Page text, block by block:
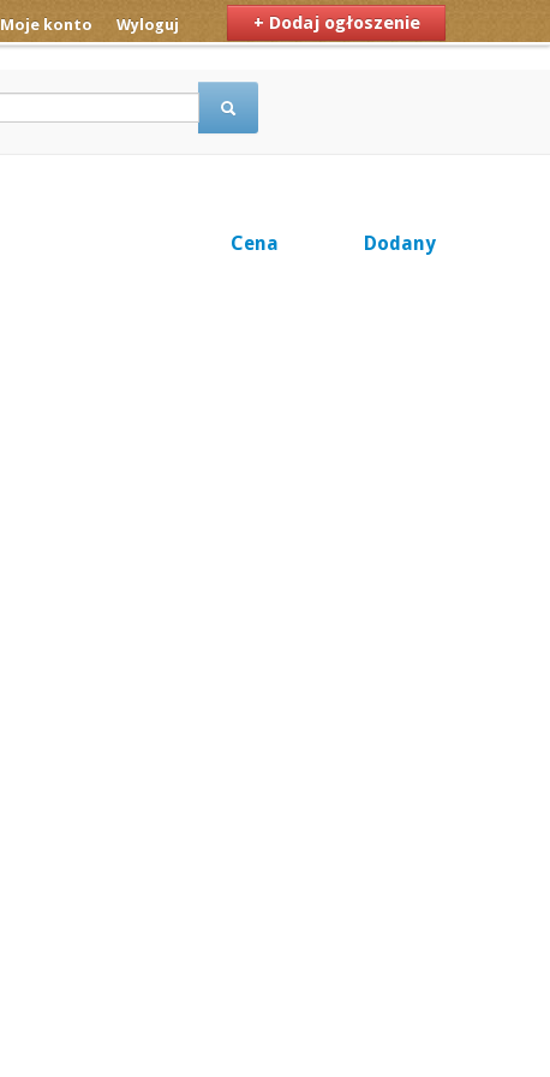
+ Dodaj ogłoszenie
Moje konto Wyloguj
Cena Dodany